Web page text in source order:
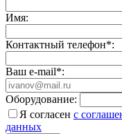
Имя:
Контактный телефон*:
Ваш e-mail*:
Оборудование:
Я согласен с
данных